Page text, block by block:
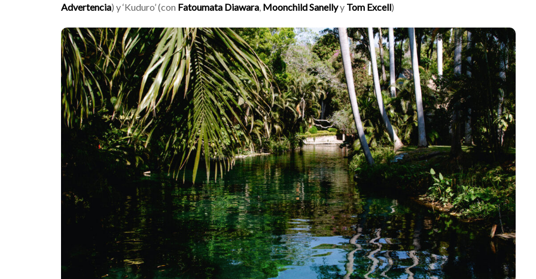
Advertencia) y ‘Kuduro’ (con Fatoumata Diawara Moonchild Sanellyy Tom Excell)
Destino Dos Equis 2026: La
gran celebración sonora
que transformará las
noches de Boca del Río y
Mérida
Edwin Jimenez Julio 13, 2026